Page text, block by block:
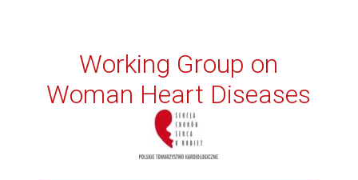
Working Group on
Woman Heart Diseases